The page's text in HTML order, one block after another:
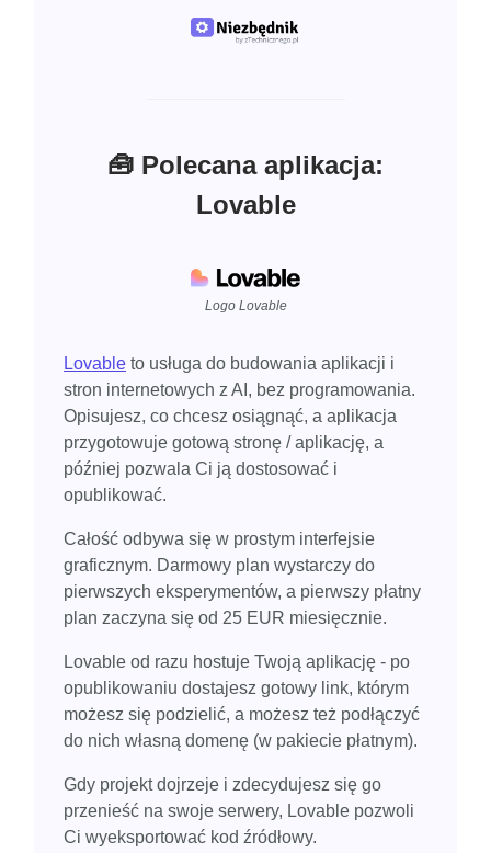
🧰 Polecana aplikacja:
Lovable
Logo Lovable
Lovable to usługa do budowania aplikacji i
stron internetowych z AI, bez programowania.
Opisujesz, co chcesz osiągnąć, a aplikacja
przygotowuje gotową stronę / aplikację, a
później pozwala Ci ją dostosować i
opublikować.
Całość odbywa się w prostym interfejsie
graficznym. Darmowy plan wystarczy do
pierwszych eksperymentów, a pierwszy płatny
plan zaczyna się od 25 EUR miesięcznie.
Lovable od razu hostuje Twoją aplikację - po
opublikowaniu dostajesz gotowy link, którym
możesz się podzielić, a możesz też podłączyć
do nich własną domenę (w pakiecie płatnym).
Gdy projekt dojrzeje i zdecydujesz się go
przenieść na swoje serwery, Lovable pozwoli
Ci wyeksportować kod źródłowy.